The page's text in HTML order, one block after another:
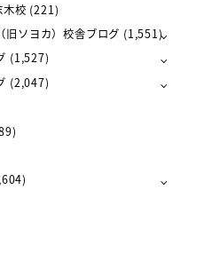
木校 (221)
旧ソヨカ）校舎ブログ (1,551)
(1,527)
(2,047)